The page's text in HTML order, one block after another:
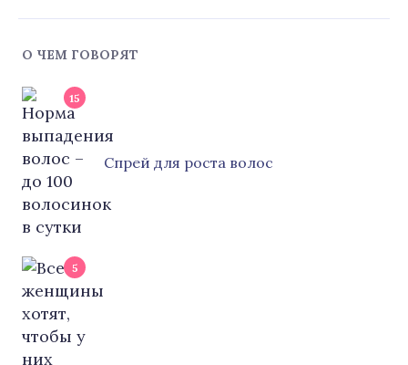
О ЧЕМ ГОВОРЯТ
15
Cпрей для роста волос
5